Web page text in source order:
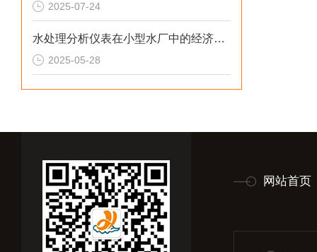
2025-07-24
水处理分析仪表在小型水厂中的经济性分析
2025-05-28
网站首页